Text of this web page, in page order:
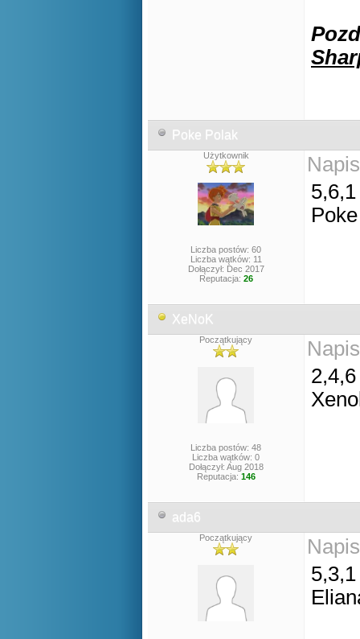
Poke Polak
Użytkownik
Liczba postów: 60
Liczba wątków: 11
Dołączył: Dec 2017
Reputacja: 26
5,6,1
XeNoK
Początkujący
Liczba postów: 48
Liczba wątków: 0
Dołączył: Aug 2018
Reputacja: 146
2,4,6
ada6
Początkujący
5,3,1